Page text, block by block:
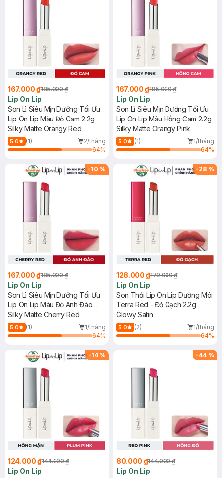
167.000 ₫185.000 ₫
Lip On Lip
Son Lì Siêu Mịn Dưỡng Tối Ưu
Lip On Lip Màu Đỏ Cam 2.2g
Silky Matte Orangy Red
5.0 (1)
2/tháng
64%
167.000 ₫185.000 ₫
Lip On Lip
Son Lì Siêu Mịn Dưỡng Tối Ưu
Lip On Lip Màu Hồng Cam 2.2g
Silky Matte Orangy Pink
5.0 (1)
1/tháng
64%
-10 %
167.000 ₫185.000 ₫
Lip On Lip
Son Lì Siêu Mịn Dưỡng Tối Ưu
Lip On Lip Màu Đỏ Anh Đào
2.2g
Silky Matte Cherry Red
5.0 (1)
1/tháng
64%
-28 %
128.000 ₫179.000 ₫
Lip On Lip
Son Thỏi Lip On Lip Dưỡng Môi
Terra Red - Đỏ Gạch 2.2g
Glowy Satin
5.0 (2)
1/tháng
64%
-14 %
124.000 ₫144.000 ₫
Lip On Lip
-44 %
80.000 ₫144.000 ₫
Lip On Lip